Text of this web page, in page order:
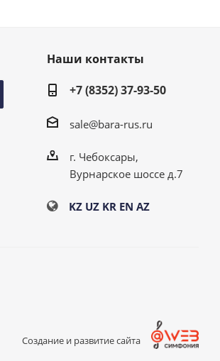
Наши контакты
+7 (8352) 37-93-50
sale@bara-rus.ru
г. Чебоксары,
Вурнарское шоссе д.7
KZ UZ KR EN AZ
Создание и развитие сайта